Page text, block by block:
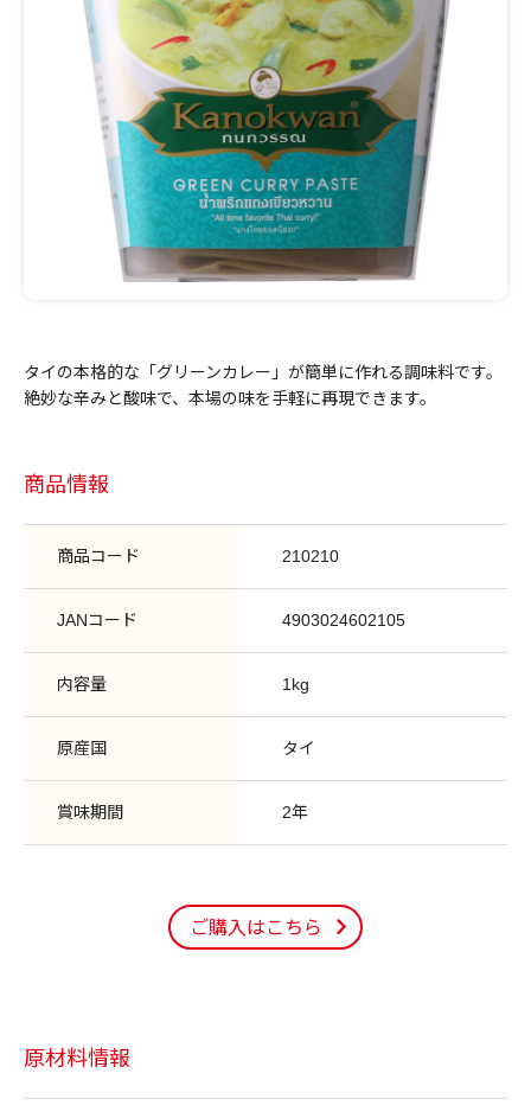
タイの本格的な「グリーンカレー」が簡単に作れる調味料です。
絶妙な辛みと酸味で、本場の味を手軽に再現できます。
商品情報
商品コード 210210
JANコード 4903024602105
内容量 1kg
原産国 タイ
賞味期間 2年
ご購入はこちら
原材料情報